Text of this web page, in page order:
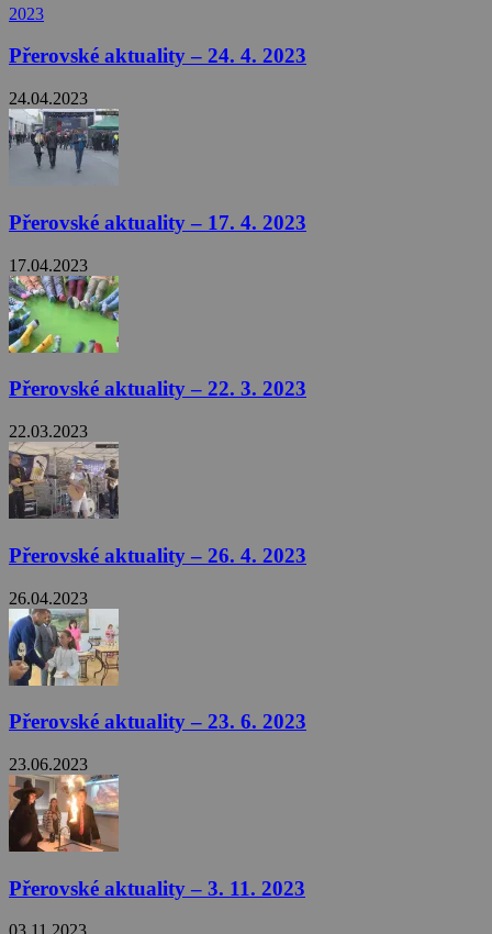
2023
Přerovské aktuality – 24. 4. 2023
24.04.2023
Přerovské aktuality – 17. 4. 2023
17.04.2023
Přerovské aktuality – 22. 3. 2023
22.03.2023
Přerovské aktuality – 26. 4. 2023
26.04.2023
Přerovské aktuality – 23. 6. 2023
23.06.2023
Přerovské aktuality – 3. 11. 2023